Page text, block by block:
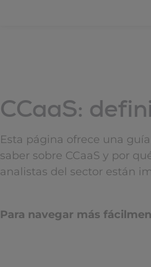
CCaaS:
Esta página ofrece una
saber sobre CCaaS y por
analistas del sector están
Para navegar más